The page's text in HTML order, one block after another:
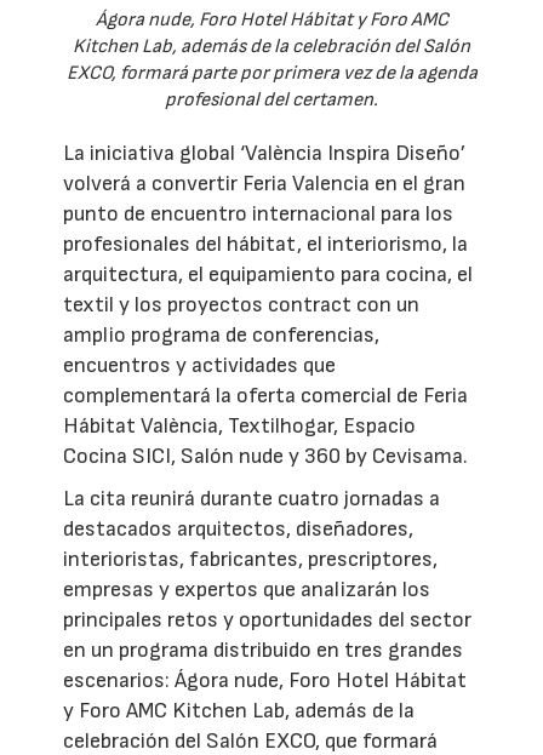
Ágora nude, Foro Hotel Hábitat y Foro AMC
Kitchen Lab, además de la celebración del Salón
EXCO, formará parte por primera vez de la agenda
profesional del certamen.
La iniciativa global ‘València Inspira Diseño’
volverá a convertir Feria Valencia en el gran
punto de encuentro internacional para los
profesionales del hábitat, el interiorismo, la
arquitectura, el equipamiento para cocina, el
textil y los proyectos contract con un
amplio programa de conferencias,
encuentros y actividades que
complementará la oferta comercial de Feria
Hábitat València, Textilhogar, Espacio
Cocina SICI, Salón nude y 360 by Cevisama.
La cita reunirá durante cuatro jornadas a
destacados arquitectos, diseñadores,
interioristas, fabricantes, prescriptores,
empresas y expertos que analizarán los
principales retos y oportunidades del sector
en un programa distribuido en tres grandes
escenarios: Ágora nude, Foro Hotel Hábitat
y Foro AMC Kitchen Lab, además de la
celebración del Salón EXCO, que formará